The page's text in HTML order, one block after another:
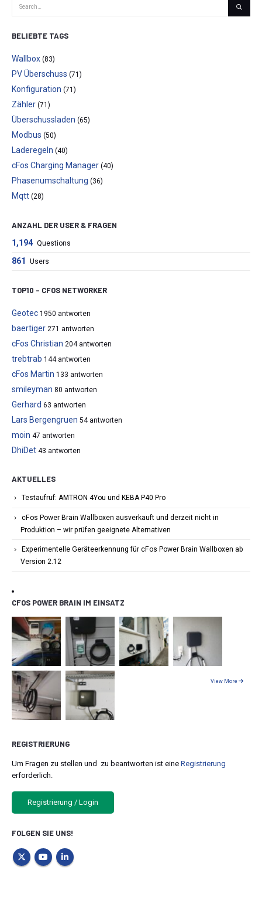
BELIEBTE TAGS
Wallbox (83)
PV Überschuss (71)
Konfiguration (71)
Zähler (71)
Überschussladen (65)
Modbus (50)
Laderegeln (40)
cFos Charging Manager (40)
Phasenumschaltung (36)
Mqtt (28)
ANZAHL DER USER & FRAGEN
1,194 Questions
861 Users
TOP10 – CFOS NETWORKER
Geotec 1950 antworten
baertiger 271 antworten
cFos Christian 204 antworten
trebtrab 144 antworten
cFos Martin 133 antworten
smileyman 80 antworten
Gerhard 63 antworten
Lars Bergengruen 54 antworten
moin 47 antworten
DhiDet 43 antworten
AKTUELLES
Testaufruf: AMTRON 4You und KEBA P40 Pro
cFos Power Brain Wallboxen ausverkauft und derzeit nicht in
Produktion – wir prüfen geeignete Alternativen
Experimentelle Geräteerkennung für cFos Power Brain Wallboxen ab
Version 2.12
CFOS POWER BRAIN IM EINSATZ
View More
REGISTRIERUNG
Um Fragen zu stellen und zu beantworten ist eine Registrierung
erforderlich.
Registrierung / Login
FOLGEN SIE UNS!